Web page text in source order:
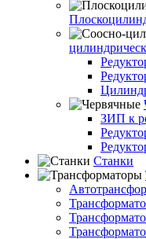
ЗИП к
Станки